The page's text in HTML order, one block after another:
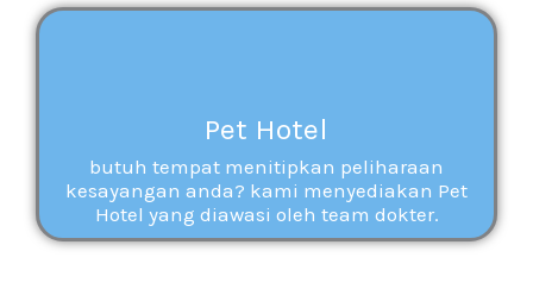
Pet Hotel
butuh tempat menitipkan peliharaan
kesayangan anda? kami menyediakan Pet
Hotel yang diawasi oleh team dokter.